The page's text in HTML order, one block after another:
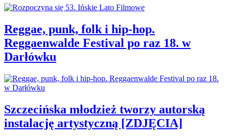
Reggae, punk, folk i hip-hop.
Reggaenwalde Festival po raz 18. w
Darłówku
Szczecińska młodzież tworzy autorską
instalację artystyczną [ZDJĘCIA]